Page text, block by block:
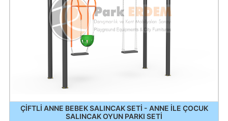
ÇİFTLİ ANNE BEBEK SALINCAK SETİ - ANNE İLE ÇOCUK
SALINCAK OYUN PARKI SETİ